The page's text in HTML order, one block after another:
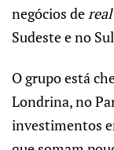
negócios de
Sudeste e no
O grupo está
Londrina, no
investimentos